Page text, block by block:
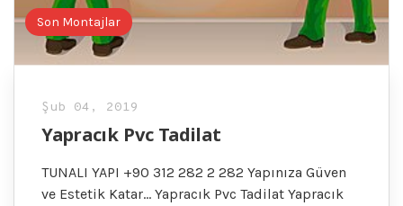
Son Montajlar
Şub 04, 2019
Yapracık Pvc Tadilat
TUNALI YAPI +90 312 282 2 282 Yapınıza Güven
ve Estetik Katar… Yapracık Pvc Tadilat Yapracık